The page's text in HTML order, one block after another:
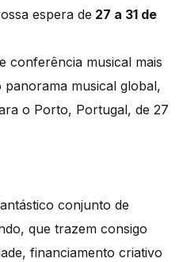
espera de 27 a 31 de
conferência musical mais
musical global,
o Porto, Portugal, de 27
conjunto de
que trazem consigo
financiamento criativo